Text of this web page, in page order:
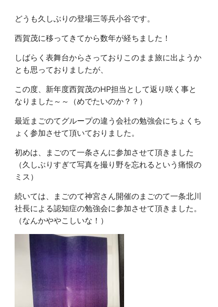
どうも久しぶりの登場三等兵小谷です。
西賀茂に移ってきてから数年が経ちました！
しばらく表舞台からさっておりこのまま旅に出ようか
とも思っておりましたが、
この度、新年度西賀茂のHP担当として返り咲く事と
なりました～～（めでたいのか？？）
最近まごのてグループの違う会社の勉強会にちょくち
ょく参加させて頂いておりました。
初めは、まごのて一条さんに参加させて頂きました
（久しぶりすぎて写真を撮り野を忘れるという痛恨の
ミス）
続いては、まごのて神宮さん開催のまごのて一条北川
社長による認知症の勉強会に参加させて頂きました。
（なんかややこしいな！）